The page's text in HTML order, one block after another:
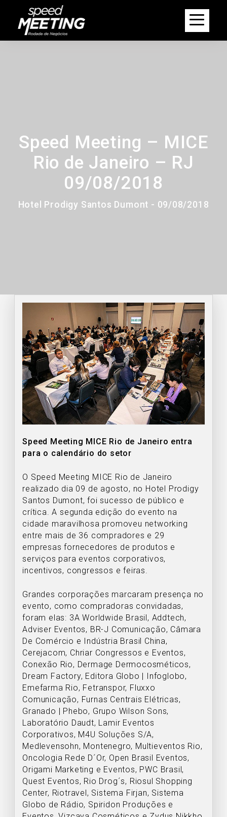
Speed Meeting – MICE
Rio de Janeiro – RJ
09/08/2018
Hotel Prodigy Santos Dumont - 09/08/2018
Speed Meeting MICE Rio de Janeiro entra
para o calendário do setor
O Speed Meeting MICE Rio de Janeiro
realizado dia 09 de agosto, no Hotel Prodigy
Santos Dumont, foi sucesso de público e
crítica. A segunda edição do evento na
cidade maravilhosa promoveu networking
entre mais de 36 compradores e 29
empresas fornecedores de produtos e
serviços para eventos corporativos,
incentivos, congressos e feiras.
Grandes corporações marcaram presença no
evento, como compradoras convidadas,
foram elas: 3A Worldwide Brasil, Addtech,
Adviser Eventos, BR-J Comunicação, Câmara
De Comércio e Indústria Brasil China,
Cerejacom, Chriar Congressos e Eventos,
Conexão Rio, Dermage Dermocosméticos,
Dream Factory, Editora Globo | Infoglobo,
Emefarma Rio, Fetranspor, Fluxxo
Comunicação, Furnas Centrais Elétricas,
Granado | Phebo, Grupo Wilson Sons,
Laboratório Daudt, Lamir Eventos
Corporativos, M4U Soluções S/A,
Medlevensohn, Montenegro, Multieventos Rio,
Oncologia Rede D´Or, Open Brasil Eventos,
Origami Marketing e Eventos, PWC Brasil,
Quest Eventos, Rio Drog´s, Riosul Shopping
Center, Riotravel, Sistema Firjan, Sistema
Globo de Rádio, Spiridon Produções e